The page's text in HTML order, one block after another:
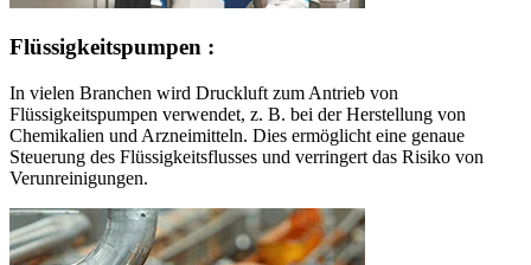
Flüssigkeitspumpen :
In vielen Branchen wird Druckluft zum Antrieb von
Flüssigkeitspumpen verwendet, z. B. bei der Herstellung von
Chemikalien und Arzneimitteln. Dies ermöglicht eine genaue
Steuerung des Flüssigkeitsflusses und verringert das Risiko von
Verunreinigungen.